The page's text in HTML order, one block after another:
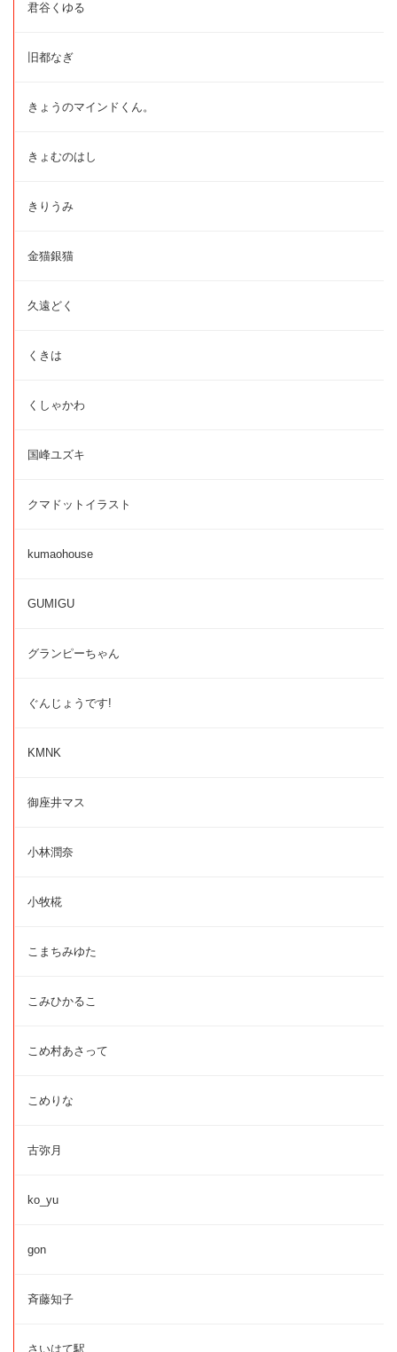
君谷くゆる
旧都なぎ
きょうのマインドくん。
きょむのはし
きりうみ
金猫銀猫
久遠どく
くきは
くしゃかわ
国峰ユズキ
クマドットイラスト
kumaohouse
GUMIGU
グランピーちゃん
ぐんじょうです!
KMNK
御座井マス
小林潤奈
小牧椛
こまちみゆた
こみひかるこ
こめ村あさって
こめりな
古弥月
ko_yu
gon
斉藤知子
さいはて駅